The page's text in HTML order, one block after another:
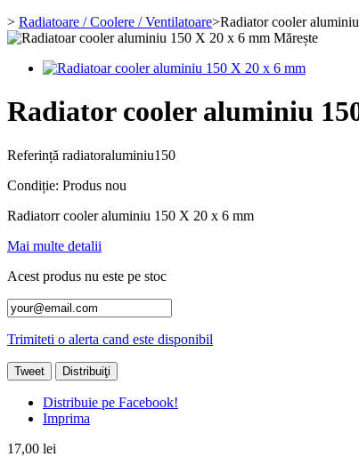
> Radiatoare / Coolere / Ventilatoare>Radiator cooler
Mărește
Radiator cooler aluminiu
Referință radiatoraluminiu150
Condiție: Produs nou
Radiatorr cooler aluminiu 150 X 20 x 6 mm
Mai multe detalii
Acest produs nu este pe stoc
Trimiteti o alerta cand este disponibil
Tweet Distribuiţi
Distribuie pe Facebook!
Imprima
17,00 lei